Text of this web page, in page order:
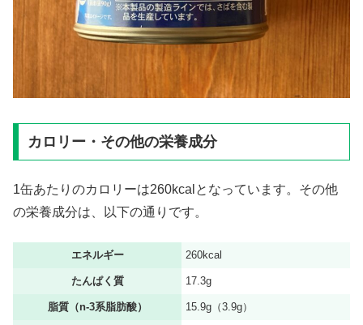
カロリー・その他の栄養成分
1缶あたりのカロリーは260kcalとなっています。その他
の栄養成分は、以下の通りです。
エネルギー 260kcal
たんぱく質 17.3g
脂質（n-3系脂肪酸） 15.9g（3.9g）